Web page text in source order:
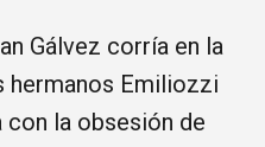
Gálvez corría en la
hermanos Emiliozzi
con la obsesión de